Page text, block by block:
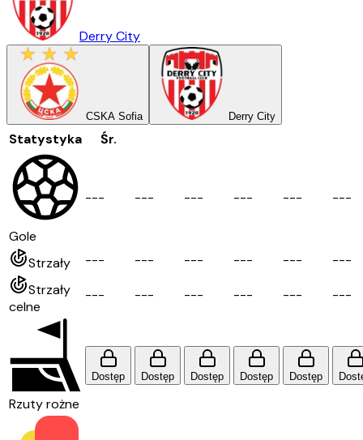
Derry City
CSKA Sofia Derry City
Statystyka Śr.
Gole
--- --- --- --- --- ---
Strzały --- --- --- --- --- ---
Strzały
celne
--- --- --- --- --- ---
Rzuty rożne
Dostęp Dostęp Dostęp Dostęp Dostęp